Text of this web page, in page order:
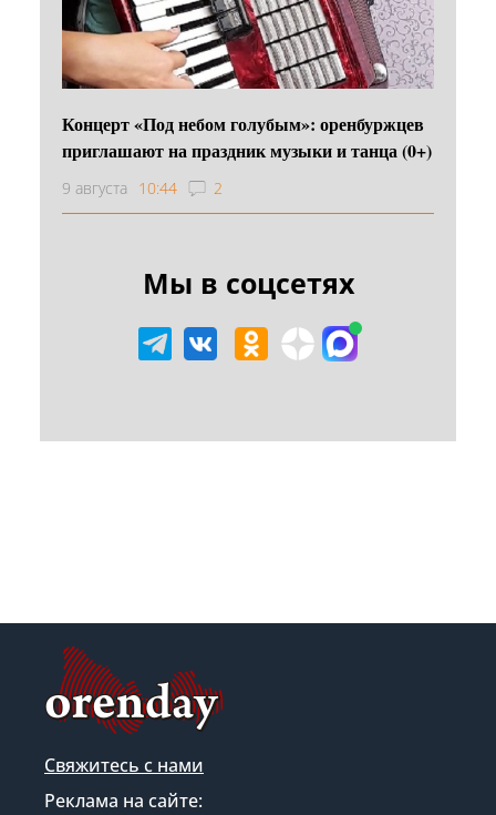
Концерт «Под небом голубым»: оренбуржцев
приглашают на праздник музыки и танца (0+)
9 августа 10:44 2
Мы в соцсетях
Свяжитесь с нами
Реклама на сайте: